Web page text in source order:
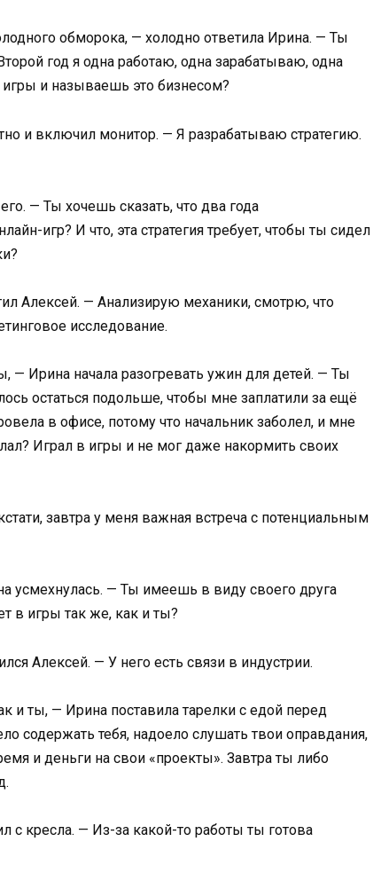
обморока, — холодно ответила Ирина. — Ты
год я одна работаю, одна зарабатываю, одна
и называешь это бизнесом?
и включил монитор. — Я разрабатываю стратегию.
— Ты хочешь сказать, что два года
игр? И что, эта стратегия требует, чтобы ты сидел
Алексей. — Анализирую механики, смотрю, что
исследование.
— Ирина начала разогревать ужин для детей. — Ты
остаться подольше, чтобы мне заплатили за ещё
в офисе, потому что начальник заболел, и мне
Играл в игры и не мог даже накормить своих
завтра у меня важная встреча с потенциальным
усмехнулась. — Ты имеешь в виду своего друга
в игры так же, как и ты?
Алексей. — У него есть связи в индустрии.
и ты, — Ирина поставила тарелки с едой перед
содержать тебя, надоело слушать твои оправдания,
и деньги на свои «проекты». Завтра ты либо
с кресла. — Из-за какой-то работы ты готова